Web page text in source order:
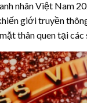
nhân Việt Nam
giới truyền
thân quen tại các